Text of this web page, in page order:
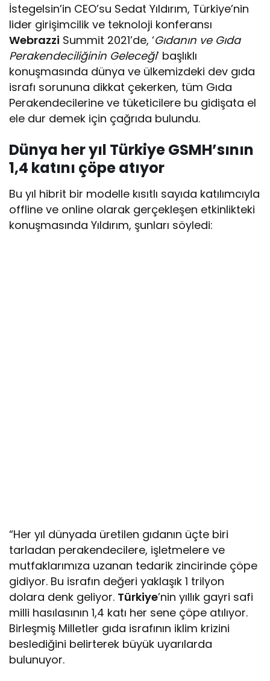
İstegelsin’in CEO’su Sedat Yıldırım, Türkiye’nin
lider girişimcilik ve teknoloji konferansı
Webrazzi Summit 2021’de, ‘Gıdanın ve Gıda
Perakendeciliğinin Geleceği’ başlıklı
konuşmasında dünya ve ülkemizdeki dev gıda
israfı sorununa dikkat çekerken, tüm Gıda
Perakendecilerine ve tüketicilere bu gidişata el
ele dur demek için çağrıda bulundu.
Dünya her yıl Türkiye GSMH’sının
1,4 katını çöpe atıyor
Bu yıl hibrit bir modelle kısıtlı sayıda katılımcıyla
offline ve online olarak gerçekleşen etkinlikteki
konuşmasında Yıldırım, şunları söyledi:
“Her yıl dünyada üretilen gıdanın üçte biri
tarladan perakendecilere, işletmelere ve
mutfaklarımıza uzanan tedarik zincirinde çöpe
gidiyor. Bu israfın değeri yaklaşık 1 trilyon
dolara denk geliyor. Türkiye’nin yıllık gayri safi
milli hasılasının 1,4 katı her sene çöpe atılıyor.
Birleşmiş Milletler gıda israfının iklim krizini
beslediğini belirterek büyük uyarılarda
bulunuyor.